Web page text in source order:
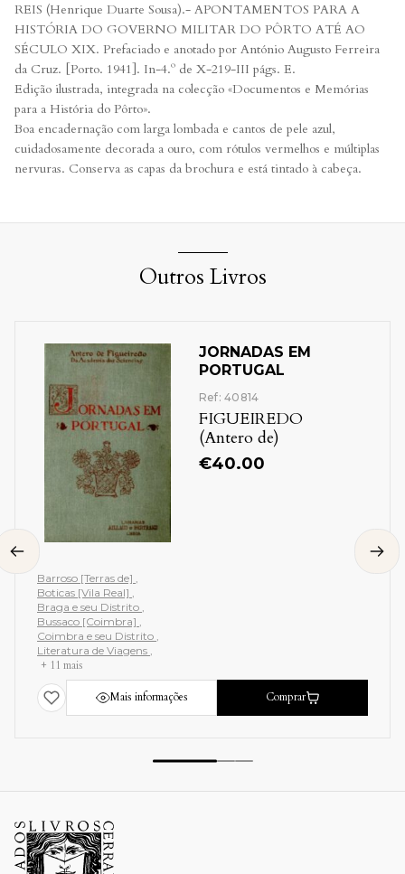
REIS (Henrique Duarte Sousa).- APONTAMENTOS PARA A
HISTÓRIA DO GOVERNO MILITAR DO PÔRTO ATÉ AO
SÉCULO XIX. Prefaciado e anotado por António Augusto Ferreira
da Cruz. [Porto. 1941]. In-4.º de X-219-III págs. E.
Edição ilustrada, integrada na colecção «Documentos e Memórias
para a História do Pôrto».
Boa encadernação com larga lombada e cantos de pele azul,
cuidadosamente decorada a ouro, com rótulos vermelhos e múltiplas
nervuras. Conserva as capas da brochura e está tintado à cabeça.
Outros Livros
JORNADAS EM
PORTUGAL
Ref: 40814
FIGUEIREDO
(Antero de)
€40.00
Barroso [Terras de]
Boticas [Vila Real]
Braga e seu Distrito
Bussaco [Coimbra]
Coimbra e seu Distrito
Literatura de Viagens
+ 11 mais
Mais informações Comprar